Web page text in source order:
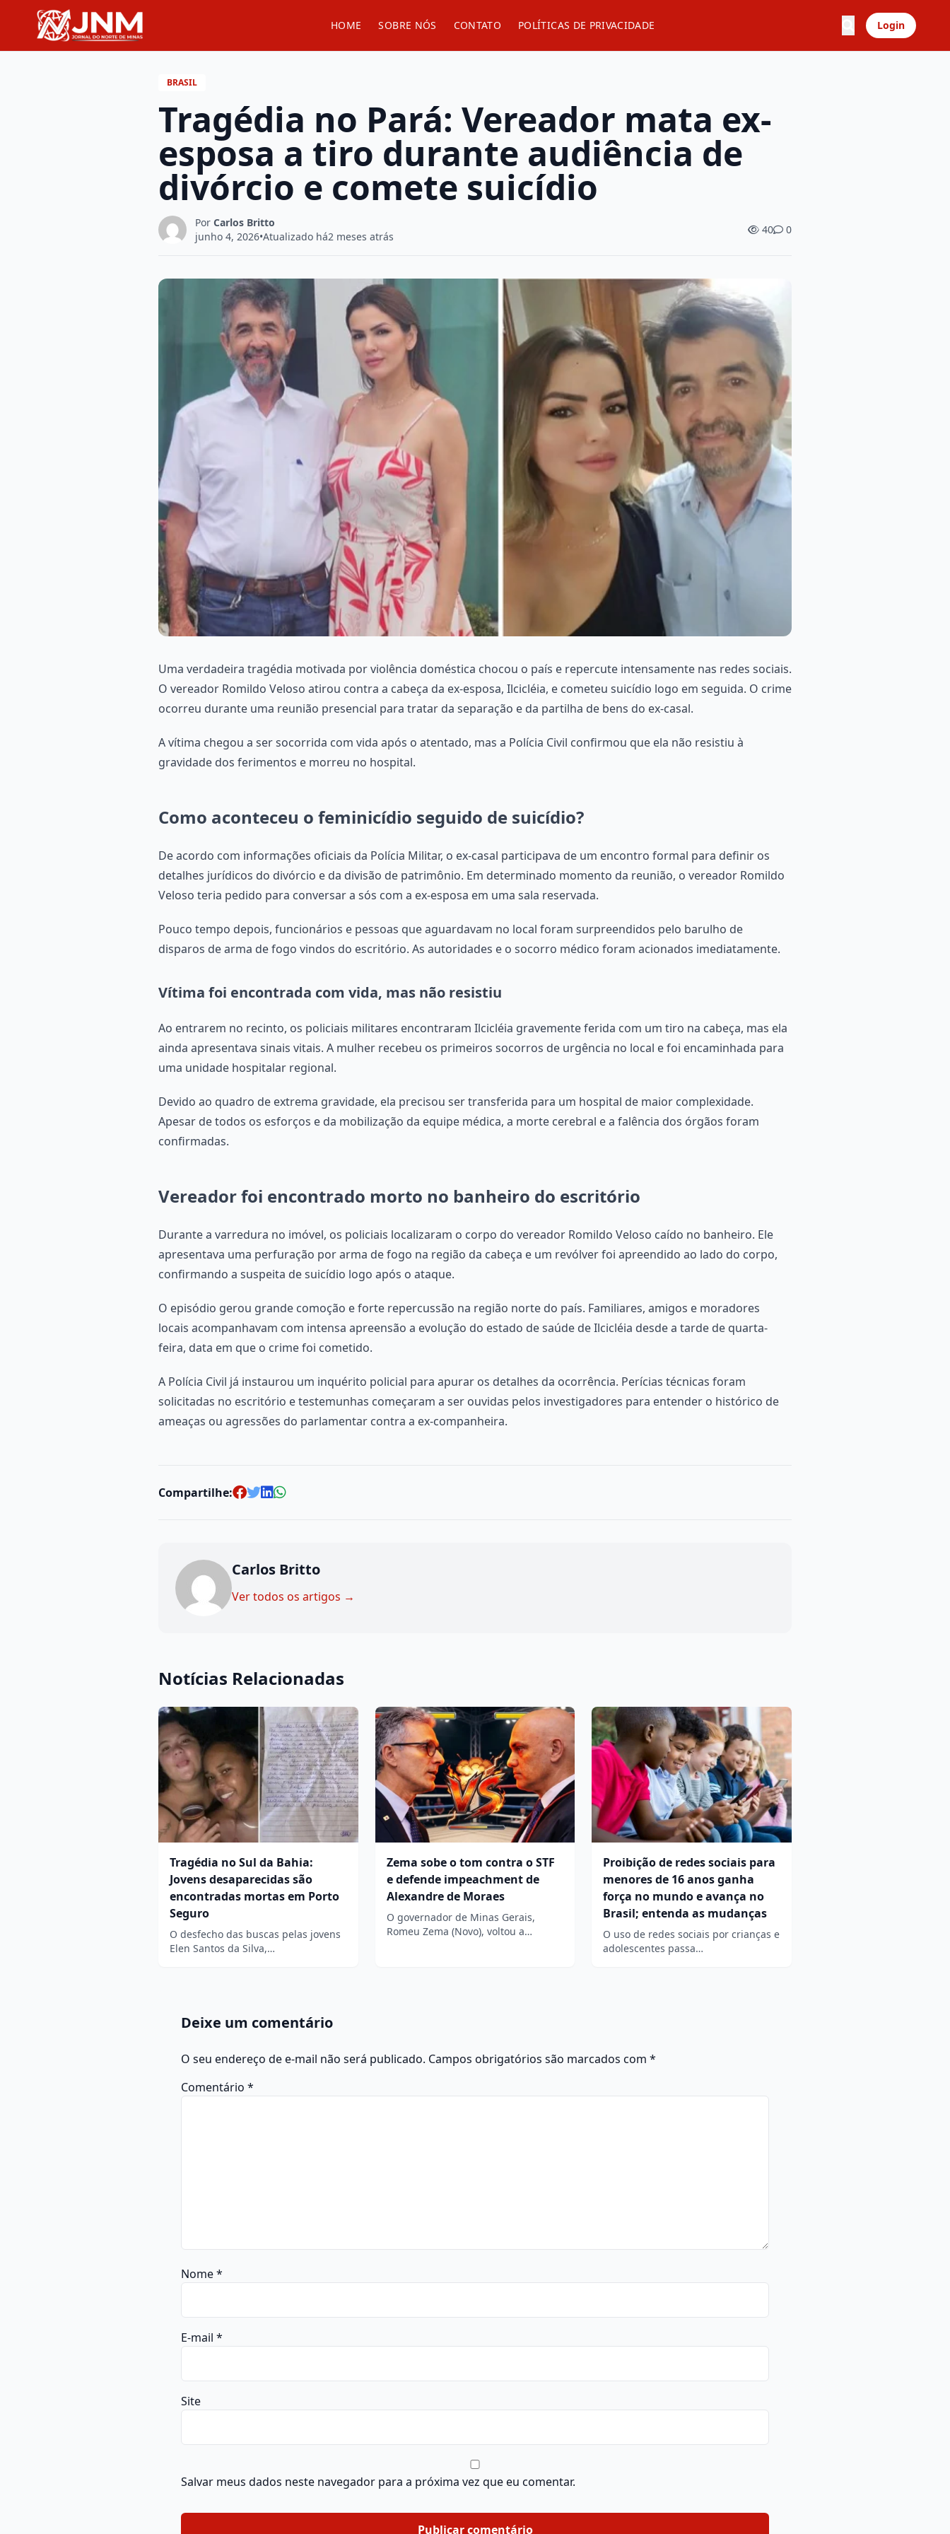
HOME SOBRE NÓS CONTATO POLÍTICAS DE PRIVACIDADE Login
BRASIL
Tragédia no Pará: Vereador mata ex-
esposa a tiro durante audiência de
divórcio e comete suicídio
Por Carlos Britto
junho 4, 2026•Atualizado há2 meses atrás
40 0
Uma verdadeira tragédia motivada por violência doméstica chocou o país e repercute intensamente nas redes sociais.
O vereador Romildo Veloso atirou contra a cabeça da ex-esposa, Ilcicléia, e cometeu suicídio logo em seguida. O crime
ocorreu durante uma reunião presencial para tratar da separação e da partilha de bens do ex-casal.
A vítima chegou a ser socorrida com vida após o atentado, mas a Polícia Civil confirmou que ela não resistiu à
gravidade dos ferimentos e morreu no hospital.
Como aconteceu o feminicídio seguido de suicídio?
De acordo com informações oficiais da Polícia Militar, o ex-casal participava de um encontro formal para definir os
detalhes jurídicos do divórcio e da divisão de patrimônio. Em determinado momento da reunião, o vereador Romildo
Veloso teria pedido para conversar a sós com a ex-esposa em uma sala reservada.
Pouco tempo depois, funcionários e pessoas que aguardavam no local foram surpreendidos pelo barulho de
disparos de arma de fogo vindos do escritório. As autoridades e o socorro médico foram acionados imediatamente.
Vítima foi encontrada com vida, mas não resistiu
Ao entrarem no recinto, os policiais militares encontraram Ilcicléia gravemente ferida com um tiro na cabeça, mas ela
ainda apresentava sinais vitais. A mulher recebeu os primeiros socorros de urgência no local e foi encaminhada para
uma unidade hospitalar regional.
Devido ao quadro de extrema gravidade, ela precisou ser transferida para um hospital de maior complexidade.
Apesar de todos os esforços e da mobilização da equipe médica, a morte cerebral e a falência dos órgãos foram
confirmadas.
Vereador foi encontrado morto no banheiro do escritório
Durante a varredura no imóvel, os policiais localizaram o corpo do vereador Romildo Veloso caído no banheiro. Ele
apresentava uma perfuração por arma de fogo na região da cabeça e um revólver foi apreendido ao lado do corpo,
confirmando a suspeita de suicídio logo após o ataque.
O episódio gerou grande comoção e forte repercussão na região norte do país. Familiares, amigos e moradores
locais acompanhavam com intensa apreensão a evolução do estado de saúde de Ilcicléia desde a tarde de quarta-
feira, data em que o crime foi cometido.
A Polícia Civil já instaurou um inquérito policial para apurar os detalhes da ocorrência. Perícias técnicas foram
solicitadas no escritório e testemunhas começaram a ser ouvidas pelos investigadores para entender o histórico de
ameaças ou agressões do parlamentar contra a ex-companheira.
Compartilhe:
Carlos Britto
Ver todos os artigos →
Notícias Relacionadas
Tragédia no Sul da Bahia:
Jovens desaparecidas são
encontradas mortas em Porto
Seguro
O desfecho das buscas pelas jovens
Elen Santos da Silva,…
Zema sobe o tom contra o STF
e defende impeachment de
Alexandre de Moraes
O governador de Minas Gerais,
Romeu Zema (Novo), voltou a…
Proibição de redes sociais para
menores de 16 anos ganha
força no mundo e avança no
Brasil; entenda as mudanças
O uso de redes sociais por crianças e
adolescentes passa…
Deixe um comentário
O seu endereço de e-mail não será publicado. Campos obrigatórios são marcados com *
Comentário *
Nome*
E-mail *
Site
Salvar meus dados neste navegador para a próxima vez que eu comentar.